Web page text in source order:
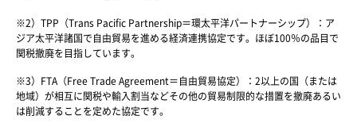
※2）TPP（Trans Pacific Partnership＝環太平洋パートナーシップ）：ア
ジア太平洋諸国で自由貿易を進める経済連携協定です。ほぼ100％の品目で
関税撤廃を目指しています。
※3）FTA（Free Trade Agreement＝自由貿易協定）：2以上の国（または
地域）が相互に関税や輸入割当などその他の貿易制限的な措置を撤廃あるい
は削減することを定めた協定です。